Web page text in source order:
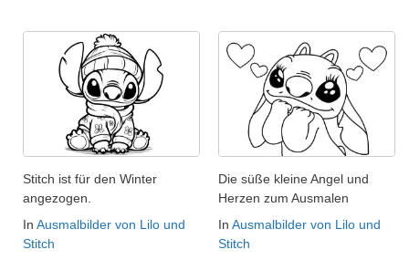
Stitch ist für den Winter
angezogen.
In Ausmalbilder von Lilo und
Stitch
Die süße kleine Angel und
Herzen zum Ausmalen
In Ausmalbilder von Lilo und
Stitch